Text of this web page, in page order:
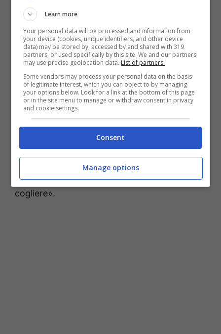
dagli istituti scolastici alla Croce Rossa che lo
utilizzerà, secondo quanto previsto dalla
normativa vigente, nel rispetto della privacy e
dei dati sensibili, al pari di quanto avviene
durante l’organizzazione dei drive in gestiti
direttamente dalla Asl. La calendarizzazione
avverrà per istituti, classi e ordine alfabetico.
«Nessuno studente sarà penalizzato se non
vorrà effettuare il test – conclude il sindaco
Maschietto – ma si tratta di una grande
opportunità che consiglio vivamente di
cogliere».
Learn more
Your personal data will be processed and information from
your device (cookies, unique identifiers, and other device
data) may be stored by, accessed by and shared with 319
partners, or used specifically by this site. We and our partners
may use precise geolocation data. List of partners.
Some vendors may process your personal data on the basis
of legitimate interest, which you can object to by managing
your options below. Look for a link at the bottom of this page
or in the site menu to manage or withdraw consent in privacy
and cookie settings.
Consent
Manage options